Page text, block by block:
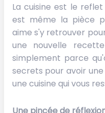
La cuisine est le
est même la pièce
aime s'y retrouver
une nouvelle
simplement parce
secrets pour avoir
une cuisine qui vous
Une pincée de